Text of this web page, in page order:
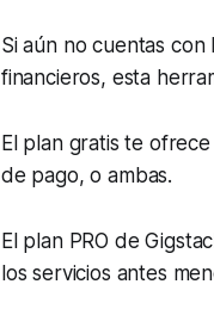
Si aún no cuentas
financieros, esta
El plan gratis te
de pago, o ambas.
El plan PRO de
los servicios antes